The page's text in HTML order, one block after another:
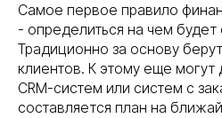
Самое первое правило
- определиться на чем будет
Традиционно за основу
клиентов. К этому еще могут
CRM-систем или систем с
составляется план на